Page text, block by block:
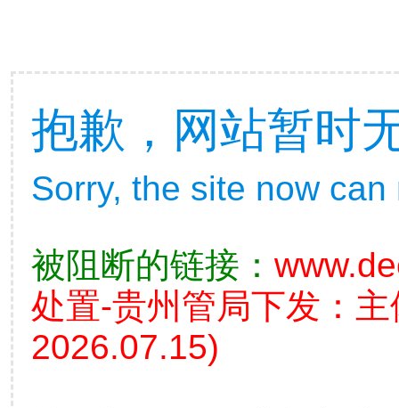
抱歉，网站暂时
Sorry, the site now
被阻断的链接：
处置-贵州管局下发：
2026.07.15)